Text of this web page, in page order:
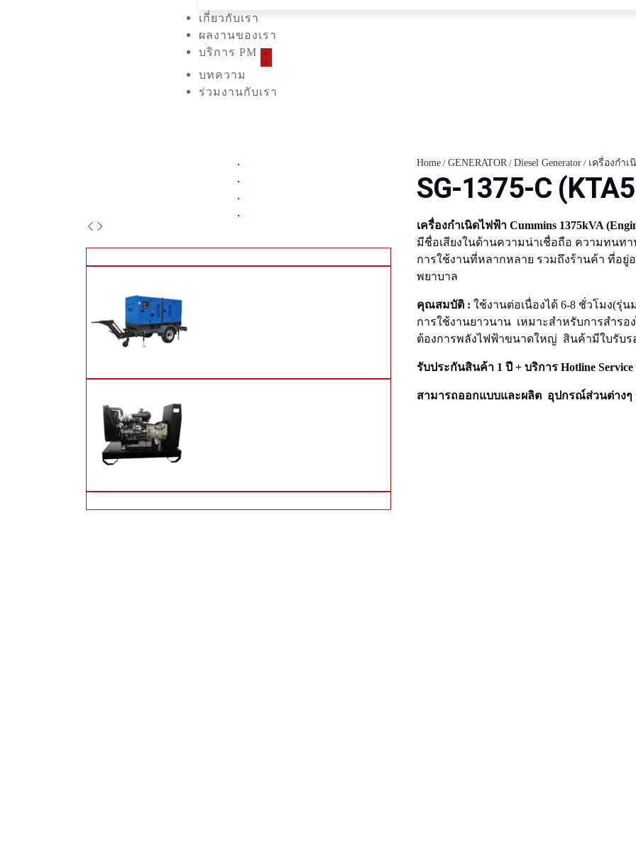
เกี่ยวกับเรา
ผลงานของเรา
บริการ PM
บทความ
ร่วมงานกับเรา
Home/ GENERATOR/ Diesel Generator/ เครื่องกำ
SG-1375-C
เครื่องกำเนิดไฟฟ้า Cummins 1375kVA
มีชื่อเสียงในด้านความน่าเชื่อถือ ความทนท
การใช้งานที่หลากหลาย รวมถึงร้านค้า ที่อยู่
พยาบาล
คุณสมบัติ : ใช้งานต่อเนื่องได้ 6-8 ชั่วโมง(รุ่
การใช้งานยาวนาน เหมาะสำหรับการสำร
ต้องการพลังไฟฟ้าขนาดใหญ่ สินค้ามีใบรับร
รับประกันสินค้า 1 ปี + บริการ Hotline Service
สามารถออกแบบและผลิต อุปกรณ์ส่วนต่าง